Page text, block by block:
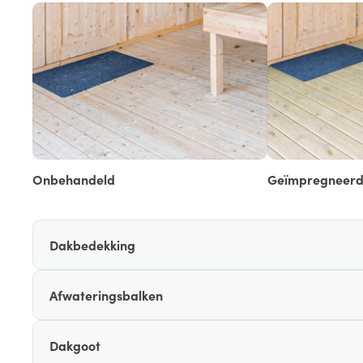
Onbehandeld
Dakbedekking
Afwateringsbalken
Dakgoot